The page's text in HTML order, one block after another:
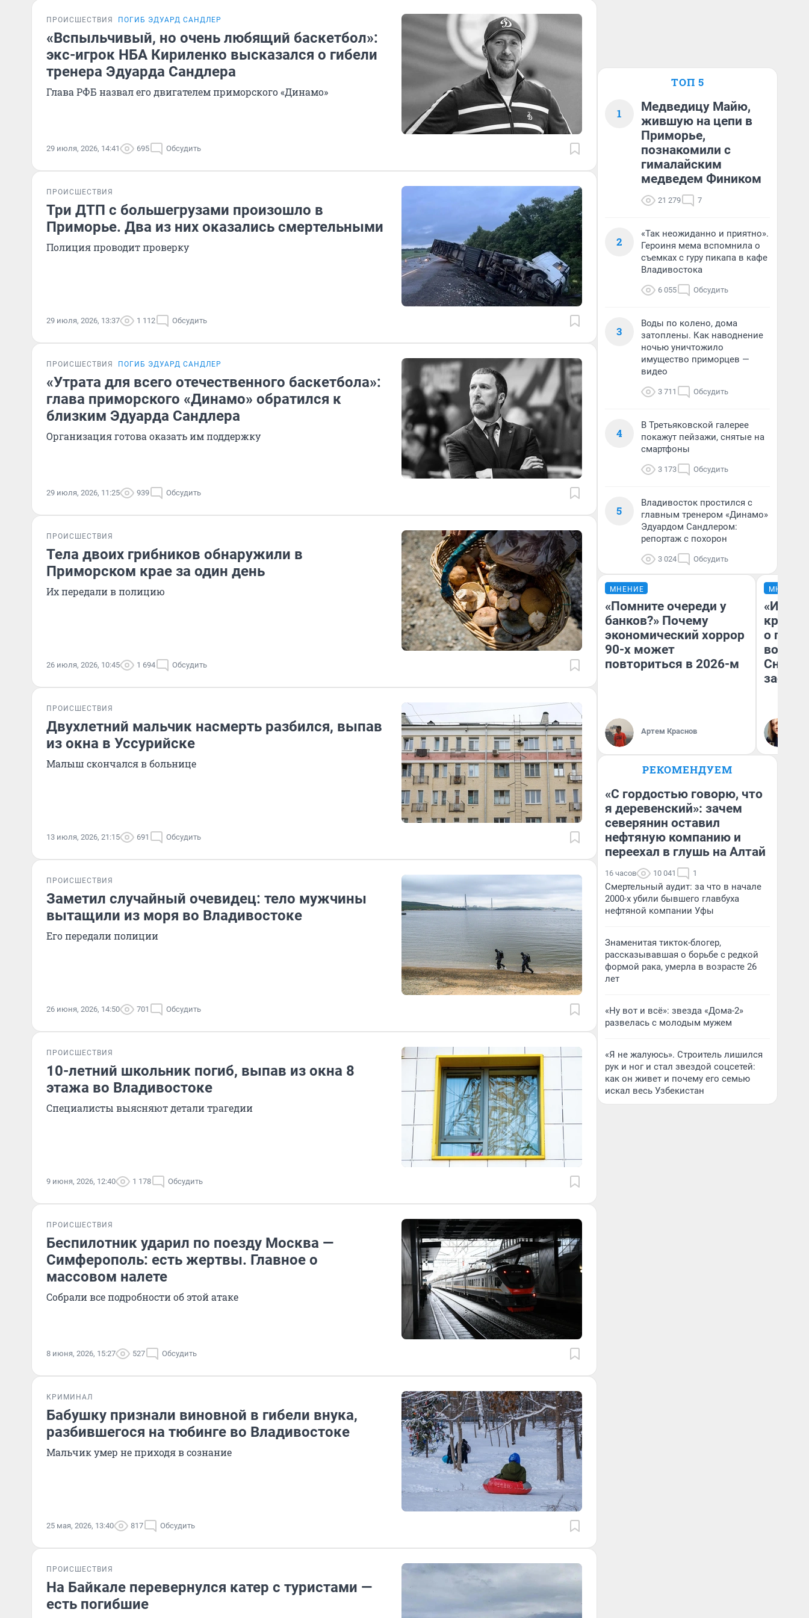
ПРОИСШЕСТВИЯ ПОГИБ ЭДУАРД САНДЛЕР
«Вспыльчивый, но очень любящий баскетбол»:
экс-игрок НБА Кириленко высказался о гибели
тренера Эдуарда Сандлера
Глава РФБ назвал его двигателем приморского «Динамо»
29 июля, 2026, 14:41 695 Обсудить
ПРОИСШЕСТВИЯ
Три ДТП с большегрузами произошло в
Приморье. Два из них оказались смертельными
Полиция проводит проверку
29 июля, 2026, 13:37 1 112 Обсудить
ПРОИСШЕСТВИЯ ПОГИБ ЭДУАРД САНДЛЕР
«Утрата для всего отечественного баскетбола»:
глава приморского «Динамо» обратился к
близким Эдуарда Сандлера
Организация готова оказать им поддержку
29 июля, 2026, 11:25 939 Обсудить
ПРОИСШЕСТВИЯ
Тела двоих грибников обнаружили в
Приморском крае за один день
Их передали в полицию
26 июля, 2026, 10:45 1 694 Обсудить
ПРОИСШЕСТВИЯ
Двухлетний мальчик насмерть разбился, выпав
из окна в Уссурийске
Малыш скончался в больнице
13 июля, 2026, 21:15 691 Обсудить
ПРОИСШЕСТВИЯ
Заметил случайный очевидец: тело мужчины
вытащили из моря во Владивостоке
Его передали полиции
26 июня, 2026, 14:50 701 Обсудить
ПРОИСШЕСТВИЯ
10-летний школьник погиб, выпав из окна 8
этажа во Владивостоке
Специалисты выясняют детали трагедии
9 июня, 2026, 12:40 1 178 Обсудить
ПРОИСШЕСТВИЯ
Беспилотник ударил по поезду Москва —
Симферополь: есть жертвы. Главное о
массовом налете
Собрали все подробности об этой атаке
8 июня, 2026, 15:27 527 Обсудить
КРИМИНАЛ
Бабушку признали виновной в гибели внука,
разбившегося на тюбинге во Владивостоке
Мальчик умер не приходя в сознание
25 мая, 2026, 13:40 817 Обсудить
ПРОИСШЕСТВИЯ
На Байкале перевернулся катер с туристами —
есть погибшие
ТОП 5
1
Медведицу Майю,
жившую на цепи в
Приморье,
познакомили с
гималайским
медведем Фиником
21 279 7
2
«Так неожиданно и приятно».
Героиня мема вспомнила о
съемках с гуру пикапа в кафе
Владивостока
6 055 Обсудить
3
Воды по колено, дома
затоплены. Как наводнение
ночью уничтожило
имущество приморцев —
видео
3 711 Обсудить
4
В Третьяковской галерее
покажут пейзажи, снятые на
смартфоны
3 173 Обсудить
5
Владивосток простился с
главным тренером «Динамо»
Эдуардом Сандлером:
репортаж с похорон
3 024 Обсудить
МНЕНИЕ
«Помните очереди у
банков?» Почему
экономический хоррор
90-х может
повториться в 2026-м
Артем Краснов
МНЕНИЕ
«И это
о
РЕКОМЕНДУЕМ
«С гордостью говорю, что
я деревенский»: зачем
северянин оставил
нефтяную компанию и
переехал в глушь на Алтай
16 часов 10 041 1
Смертельный аудит: за что в начале
2000-х убили бывшего главбуха
нефтяной компании Уфы
Знаменитая тикток-блогер,
рассказывавшая о борьбе с редкой
формой рака, умерла в возрасте 26
лет
«Ну вот и всё»: звезда «Дома-2»
развелась с молодым мужем
«Я не жалуюсь». Строитель лишился
рук и ног и стал звездой соцсетей:
как он живет и почему его семью
искал весь Узбекистан